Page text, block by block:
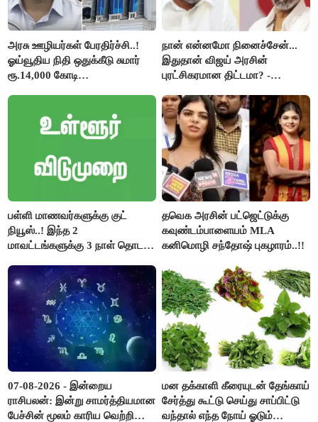
அரசு ஊழியர்கள் பேரதிர்ச்சி..!
ஓய்வூதிய நிதி ஒதுக்கீடு சுமார்
ரூ.14,000 கோடி
நான் என்னமோ நினைச்சேன்...
இதுதான் விஜய் அரசின்
புரட்சிகரமான திட்டமா? -
பள்ளி மாணவர்களுக்கு குட்
நியூஸ்..! இந்த 2
மாவட்டங்களுக்கு 3 நாள் தொடர்
தவெக அரசின் பட்ஜெட்டுக்கு
கவுண்டம்பாளையம் MLA
கனிமொழி சந்தோஷ் புகழாரம்..!!
07-08-2026 - இன்றைய
ராசிபலன்: இன்று சாமர்த்தியமான
பேச்சின் மூலம் காரிய வெற்றி
மன தக்காளி கீரையுடன் தேங்காய்
சேர்த்து கூட்டு செய்து சாப்பிட்டு
வந்தால் எந்த நோய் ஓடும்